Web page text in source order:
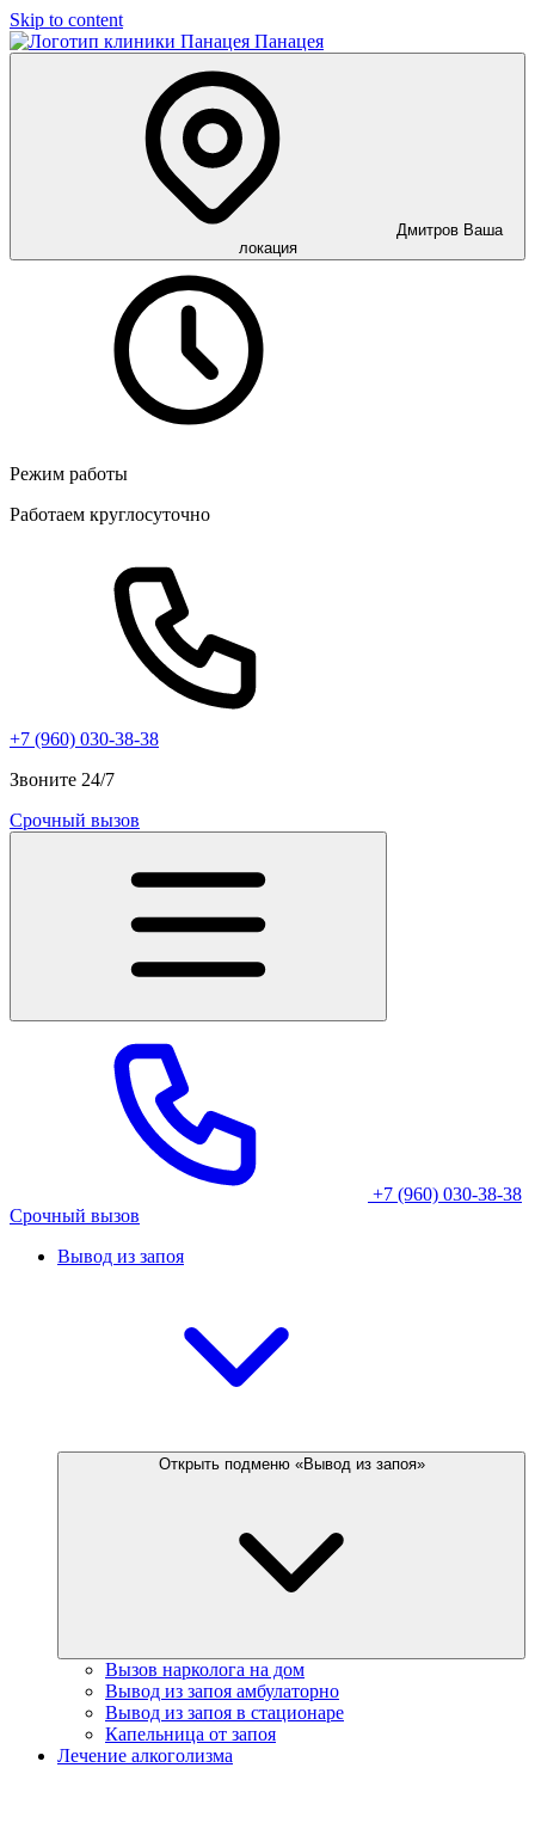
Skip to content
Панацея
Дмитров Ваша
локация
Режим работы
Работаем круглосуточно
+7 (960) 030-38-38
Звоните 24/7
Срочный вызов
+7 (960) 030-38-38
Срочный вызов
Вывод из запоя
Открыть подменю «Вывод из запоя»
Вызов нарколога на дом
Вывод из запоя амбулаторно
Вывод из запоя в стационаре
Капельница от запоя
Лечение алкоголизма